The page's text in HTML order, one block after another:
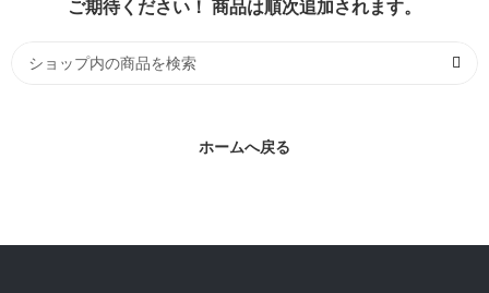
ご期待ください！ 商品は順次追加されます。
ホームへ戻る